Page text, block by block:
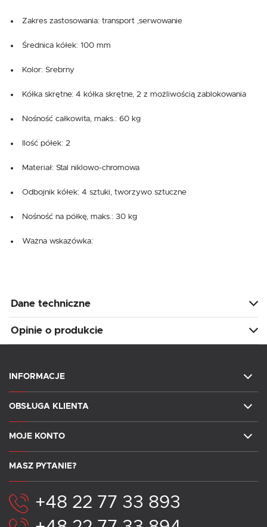
Zakres zastosowania: transport ,serwowanie
Średnica kółek: 100 mm
Kolor: Srebrny
Kółka skrętne: 4 kółka skrętne, 2 z możliwością zablokowania
Nośność całkowita, maks.: 60 kg
Ilość półek: 2
Materiał: Stal niklowo-chromowa
Odbojnik kółek: 4 sztuki, tworzywo sztuczne
Nośność na półkę, maks.: 30 kg
Ważna wskazówka:
Dane techniczne
Opinie o produkcie
INFORMACJE
OBSŁUGA KLIENTA
MOJE KONTO
MASZ PYTANIE?
+48 22 77 33 893